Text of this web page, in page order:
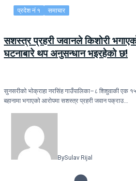
प्रदेश नं १ समाचार
सशस्त्र प्रहरी जवानले किशोरी
घटनाबारे थप अनुसन्धान भइरहेको छ!
सुनसरीको भोक्राहा नरसिंह गाउँपालिका–८ शिशुवाकी एक १५
बहानामा भगाएको आरोपमा सशस्त्र प्रहरी जवान पक्राउ…
BySulav Rijal